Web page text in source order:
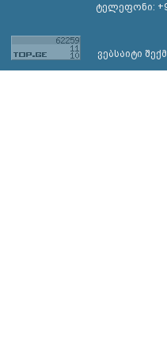
ტელეფონი:
ვებსაიტი